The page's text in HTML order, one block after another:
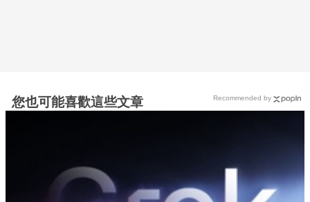
您也可能喜歡這些文章 Recommended by